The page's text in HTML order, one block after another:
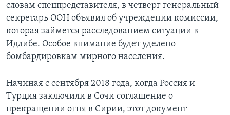
словам спецпредставителя, в четверг генеральный
секретарь ООН объявил об учреждении комиссии,
которая займется расследованием ситуации в
Идлибе. Особое внимание будет уделено
бомбардировкам мирного населения.
Начиная с сентября 2018 года, когда Россия и
Турция заключили в Сочи соглашение о
прекращении огня в Сирии, этот документ